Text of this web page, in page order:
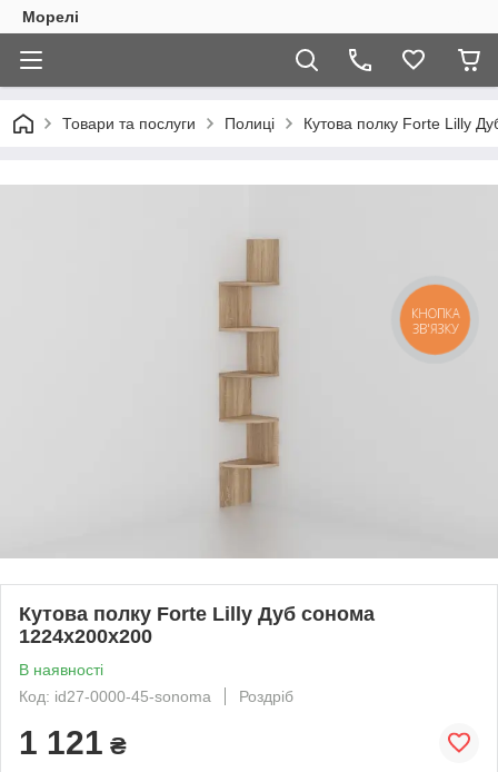
Морелі
Товари та послуги Полиці Кутова полку Forte Lilly
Кутова полку Forte Lilly Дуб сонома
1224x200x200
В наявності
Код: id27-0000-45-sonoma
Роздріб
1 121 ₴
КНОПКА
ЗВ'ЯЗКУ